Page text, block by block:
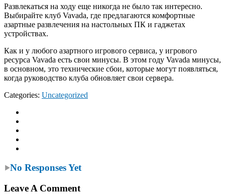
Развлекаться на ходу еще никогда не было так интересно.
Выбирайте клуб Vavada, где предлагаются комфортные
азартные развлечения на настольных ПК и гаджетах
устройствах.
Как и у любого азартного игрового сервиса, у игрового
ресурса Vavada есть свои минусы. В этом году Vavada минусы,
в основном, это технические сбои, которые могут появляться,
когда руководство клуба обновляет свои сервера.
Categories: Uncategorized
No Responses Yet
Leave A Comment